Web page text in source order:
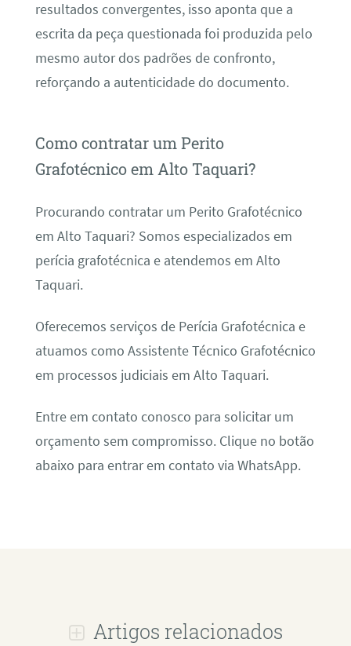
resultados convergentes, isso aponta que a
escrita da peça questionada foi produzida pelo
mesmo autor dos padrões de confronto,
reforçando a autenticidade do documento.
Como contratar um Perito
Grafotécnico em Alto Taquari?
Procurando contratar um Perito Grafotécnico
em Alto Taquari? Somos especializados em
perícia grafotécnica e atendemos em Alto
Taquari.
Oferecemos serviços de Perícia Grafotécnica e
atuamos como Assistente Técnico Grafotécnico
em processos judiciais em Alto Taquari.
Entre em contato conosco para solicitar um
orçamento sem compromisso. Clique no botão
abaixo para entrar em contato via WhatsApp.
Artigos relacionados